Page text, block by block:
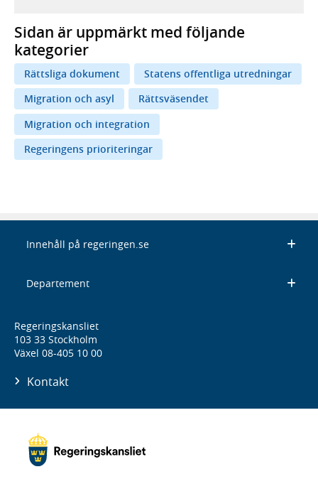
Sidan är uppmärkt med följande
kategorier
Rättsliga dokument
Statens offentliga utredningar
Migration och asyl
Rättsväsendet
Migration och integration
Regeringens prioriteringar
Innehåll på regeringen.se
Departement
Regeringskansliet
103 33 Stockholm
Växel 08-405 10 00
Kontakt